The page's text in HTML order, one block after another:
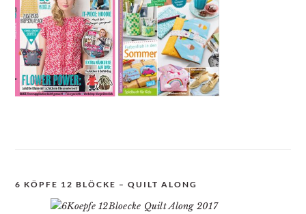
6 KÖPFE 12 BLÖCKE – QUILT ALONG